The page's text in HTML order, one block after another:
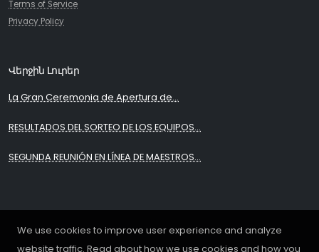
We use cookies to improve user experience and analyze
website traffic. Read about how we use cookies and how you
Terms of Service
Privacy Policy
Վերջին Լուրեր
La Gran Ceremonia de Apertura de...
RESULTADOS DEL SORTEO DE LOS EQUIPOS...
SEGUNDA REUNIÓN EN LÍNEA DE MAESTROS...